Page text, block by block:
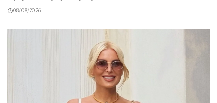
08/08/2026